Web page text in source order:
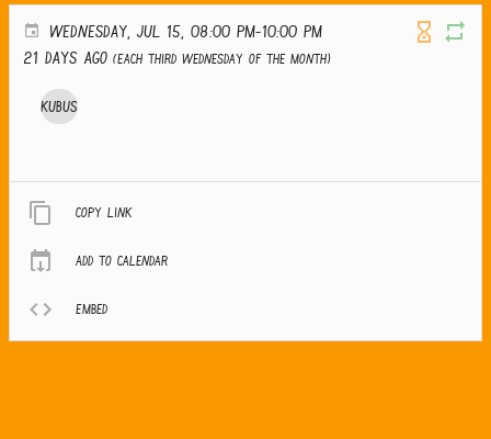
WEDNESDAY, JUL 15, 08:00 PM-10:00 PM
21 days ago (Each third Wednesday of the month)
Kubus
Copy link
Add to calendar
Embed